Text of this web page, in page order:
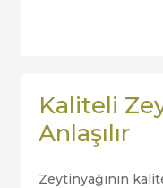
Kaliteli
Anlaşılır
Zeytinyağının